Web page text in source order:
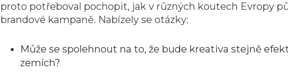
proto potřeboval pochopit, jak v různých koutech Evropy
brandové kampaně. Nabízely se otázky:
Může se spolehnout na to, že bude kreativa stejně
zemích?